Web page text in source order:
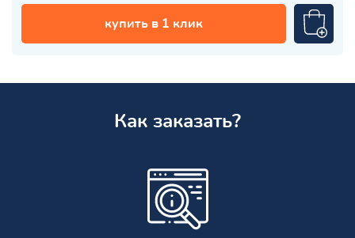
купить в 1 клик
Как заказать?